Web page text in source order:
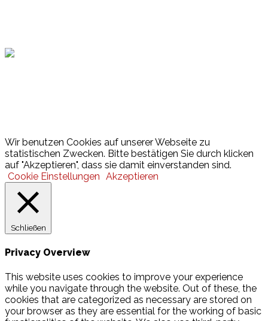
Wir benutzen Cookies auf unserer Webseite zu
statistischen Zwecken. Bitte bestätigen Sie durch klicken
auf "Akzeptieren", dass sie damit einverstanden sind.
Cookie Einstellungen Akzeptieren
Schließen
Privacy Overview
This website uses cookies to improve your experience
while you navigate through the website. Out of these, the
cookies that are categorized as necessary are stored on
your browser as they are essential for the working of basic